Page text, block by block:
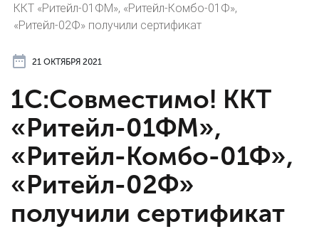
ККТ «Ритейл-01ФМ», «Ритейл-Комбо-01Ф»,
«Ритейл-02Ф» получили сертификат
21 ОКТЯБРЯ 2021
1С:Совместимо! ККТ
«Ритейл-01ФМ»,
«Ритейл-Комбо-01Ф»,
«Ритейл-02Ф»
получили сертификат